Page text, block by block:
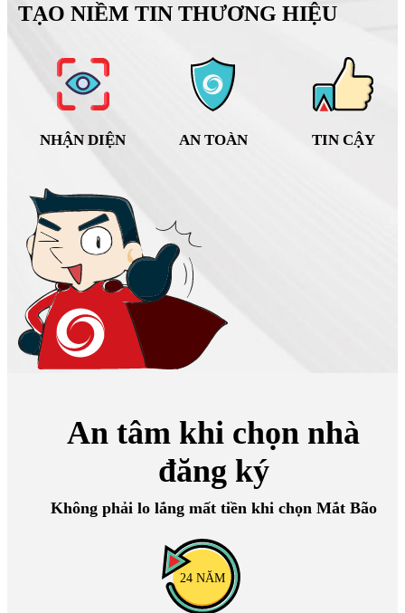
TẠO NIỀM TIN THƯƠNG HIỆU
NHẬN DIỆN AN TOÀN TIN CẬY
An tâm khi chọn nhà
đăng ký
Không phải lo lắng mất tiền khi chọn Mắt Bão
24 NĂM